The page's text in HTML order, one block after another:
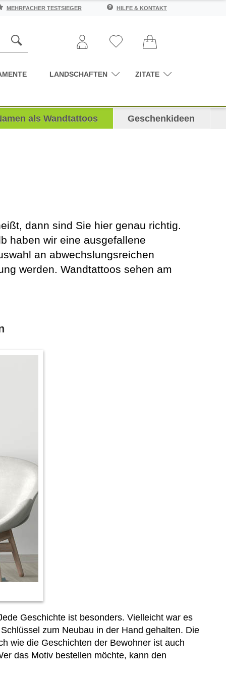
MEHRFACHER TESTSIEGER HILFE & KONTAKT
LANDSCHAFTEN ZITATE
als Wandtattoos Geschenkideen
dann sind Sie hier genau richtig.
haben wir eine ausgefallene
an abwechslungsreichen
werden. Wandtattoos sehen am
Geschichte ist besonders. Vielleicht war es
zum Neubau in der Hand gehalten. Die
wie die Geschichten der Bewohner ist auch
das Motiv bestellen möchte, kann den